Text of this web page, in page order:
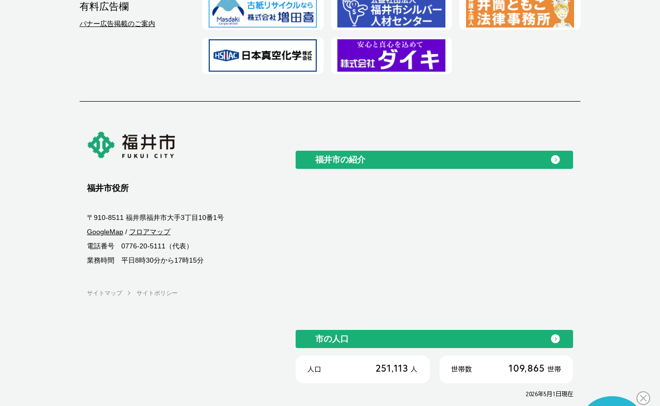
有料広告欄
バナー広告掲載のご案内
福井市役所
〒910-8511 福井県福井市大手3丁目10番1号
GoogleMap / フロアマップ
電話番号 0776-20-5111（代表）
業務時間 平日8時30分から17時15分
サイトマップ サイトポリシー
福井市の紹介
市の人口
人口 251,113 人 世帯数 109,865 世帯
2026年5月1日現在